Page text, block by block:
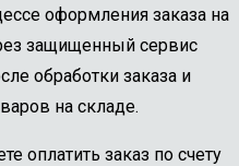
оформления заказа на
защищенный сервис
обработки заказа и
на складе.
оплатить заказ по счету